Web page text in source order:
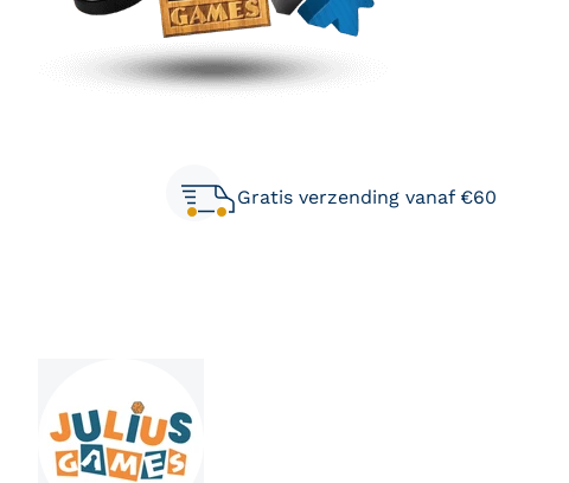
Deze zal je ook leuk vinden
Gratis verzending vanaf €60